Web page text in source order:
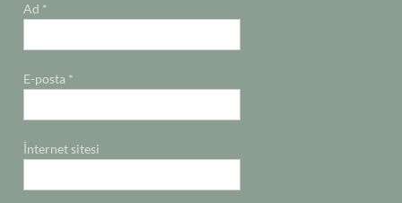
Ad *
E-posta *
İnternet sitesi